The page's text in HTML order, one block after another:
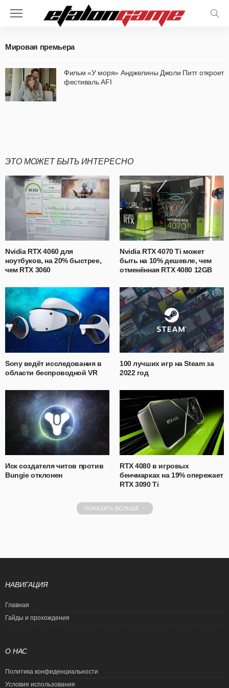
Мировая премьера
Фильм «У моря» Анджелины Джоли Питт откроет
фестиваль AFI
ЭТО МОЖЕТ БЫТЬ ИНТЕРЕСНО
Nvidia RTX 4060 для
ноутбуков, на 20% быстрее,
чем RTX 3060
Nvidia RTX 4070 Ti может
быть на 10% дешевле, чем
отменённая RTX 4080 12GB
Sony ведёт исследования в
области беспроводной VR
100 лучших игр на Steam за
2022 год
Иск создателя читов против
Bungie отклонен
RTX 4080 в игровых
бенчмарках на 19% опережает
RTX 3090 Ti
ПОКАЗАТЬ БОЛЬШЕ
НАВИГАЦИЯ
Главная
Гайды и прохождения
О НАС
Политика конфиденциальности
Условия использования